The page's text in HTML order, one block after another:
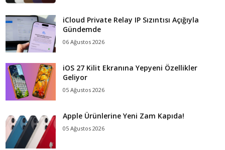
iCloud Private Relay IP Sızıntısı Açığıyla
Gündemde
06 Ağustos 2026
iOS 27 Kilit Ekranına Yepyeni Özellikler
Geliyor
05 Ağustos 2026
Apple Ürünlerine Yeni Zam Kapıda!
05 Ağustos 2026